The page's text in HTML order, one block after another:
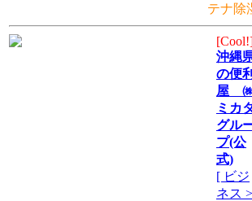
テナ除
沖縄
の便利
屋
ミカ
グル
プ(公
式)
[ ビジ
ネス >